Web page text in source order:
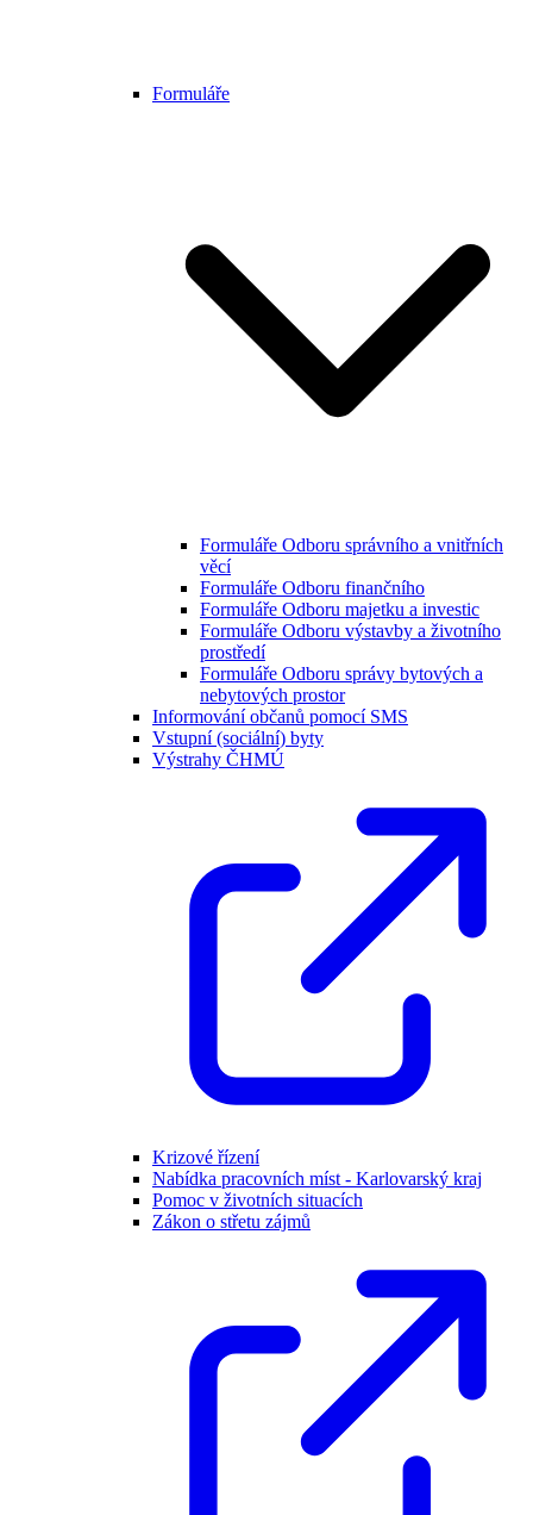
Formuláře
Formuláře Odboru správního a vnitřních
věcí
Formuláře Odboru finančního
Formuláře Odboru majetku a investic
Formuláře Odboru výstavby a životního
prostředí
Formuláře Odboru správy bytových a
nebytových prostor
Informování občanů pomocí SMS
Vstupní (sociální) byty
Výstrahy ČHMÚ
Krizové řízení
Nabídka pracovních míst - Karlovarský kraj
Pomoc v životních situacích
Zákon o střetu zájmů